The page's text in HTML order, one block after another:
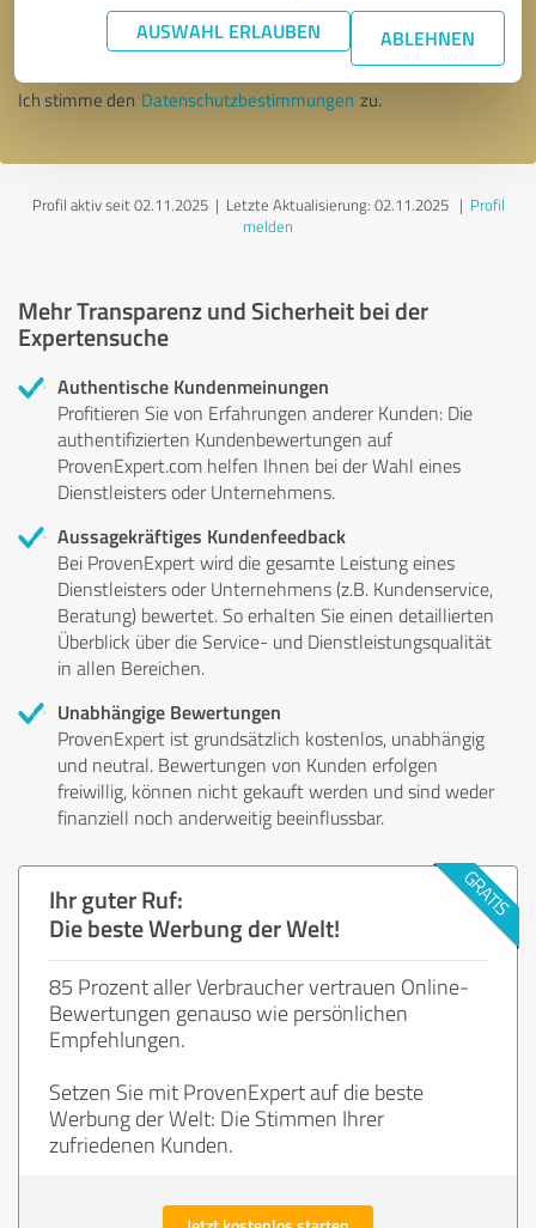
AUSWAHL ERLAUBEN ABLEHNEN
Nachricht senden
Ich stimme den Datenschutzbestimmungen zu.
Profil aktiv seit 02.11.2025 | Letzte Aktualisierung: 02.11.2025| Profil
melden
Mehr Transparenz und Sicherheit bei der
Expertensuche
Authentische Kundenmeinungen
Profitieren Sie von Erfahrungen anderer Kunden: Die
authentifizierten Kundenbewertungen auf
ProvenExpert.com helfen Ihnen bei der Wahl eines
Dienstleisters oder Unternehmens.
Aussagekräftiges Kundenfeedback
Bei ProvenExpert wird die gesamte Leistung eines
Dienstleisters oder Unternehmens (z.B. Kundenservice,
Beratung) bewertet. So erhalten Sie einen detaillierten
Überblick über die Service- und Dienstleistungsqualität
in allen Bereichen.
Unabhängige Bewertungen
ProvenExpert ist grundsätzlich kostenlos, unabhängig
und neutral. Bewertungen von Kunden erfolgen
freiwillig, können nicht gekauft werden und sind weder
finanziell noch anderweitig beeinflussbar.
Ihr guter Ruf:
Die beste Werbung der Welt!
85 Prozent aller Verbraucher vertrauen Online-
Bewertungen genauso wie persönlichen
Empfehlungen.
Setzen Sie mit ProvenExpert auf die beste
Werbung der Welt: Die Stimmen Ihrer
zufriedenen Kunden.